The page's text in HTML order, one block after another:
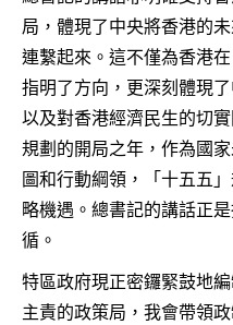
局，體現了中央將香港的
連繫起來。這不僅為香港
指明了方向，更深刻體現
以及對香港經濟民生的切
規劃的開局之年，作為國
圖和行動綱領，「十五五
略機遇。總書記的講話正
循。
特區政府現正密鑼緊鼓地
主責的政策局，我會帶領